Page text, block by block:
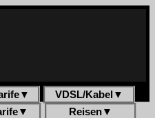
▼ VDSL/Kabel ▼
▼ Reisen▼